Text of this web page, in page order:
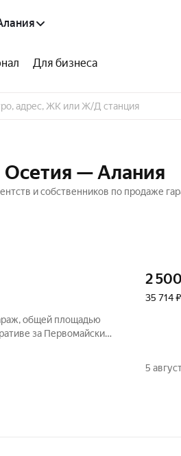
Для бизнеса
Осетия — Алания
и собственников по продаже
общей площадью
за Первомайским
лестница на
2
35 714
5